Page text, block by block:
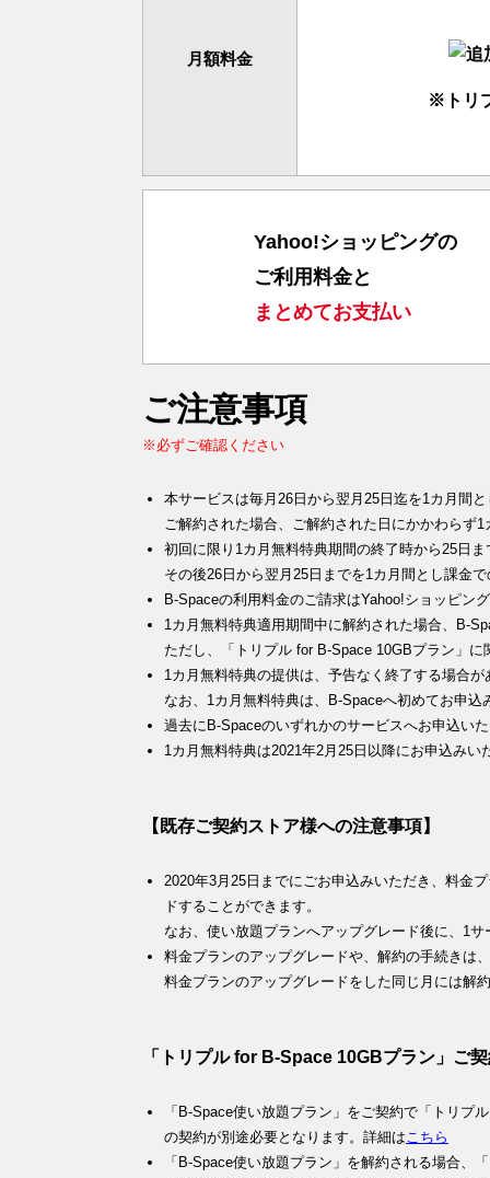
月額料金
※トリ
Yahoo!ショッピングの
ご利用料金と
まとめてお支払い
ご注意事項
※必ずご確認ください
本サービスは毎月26日から翌月25日迄を1カ月間
ご解約された場合、ご解約された日にかかわらず
初回に限り1カ月無料特典期間の終了時から25日
その後26日から翌月25日までを1カ月間とし課金
B-Spaceの利用料金のご請求はYahoo!ショッピン
1カ月無料特典適用期間中に解約された場合、B-
ただし、「トリプル for B-Space 10GBプラン」
1カ月無料特典の提供は、予告なく終了する場合
なお、1カ月無料特典は、B-Spaceへ初めてお申
過去にB-Spaceのいずれかのサービスへお申込い
1カ月無料特典は2021年2月25日以降にお申込みい
【既存ご契約ストア様への注意事項】
2020年3月25日までにごお申込みいただき、料金
ドすることができます。
なお、使い放題プランへアップグレード後に、1
料金プランのアップグレードや、解約の手続きは
料金プランのアップグレードをした同じ月には解
「トリプル for B-Space 10GBプラン」ご
「B-Space使い放題プラン」をご契約で「トリ
の契約が別途必要となります。詳細はこちら
「B-Space使い放題プラン」を解約される場合